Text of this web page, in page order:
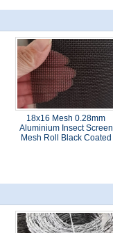
18x16 Mesh 0.28mm
Aluminium Insect Screen
Mesh Roll Black Coated